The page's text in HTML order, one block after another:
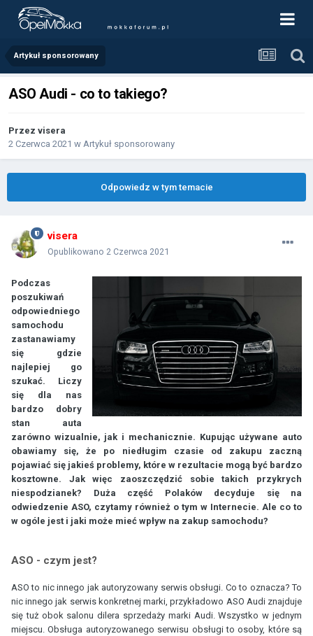
Artykuł sponsorowany
ASO Audi - co to takiego?
Przez visera
2 Czerwca 2021 w Artykuł sponsorowany
Odpowiedz w tym temacie
visera
Opublikowano 2 Czerwca 2021
Podczas
poszukiwań
odpowiedniego
samochodu
zastanawiamy
się gdzie
najlepiej go
szukać. Liczy
się dla nas
bardzo dobry
stan auta
zarówno wizualnie, jak i mechanicznie. Kupując używane auto
obawiamy się, że po niedługim czasie od zakupu zaczną
pojawiać się jakieś problemy, które w rezultacie mogą być bardzo
kosztowne. Jak więc zaoszczędzić sobie takich przykrych
niespodzianek? Duża część Polaków decyduje się na
odwiedzenie ASO, czytamy również o tym w Internecie. Ale co to
w ogóle jest i jaki może mieć wpływ na zakup samochodu?
ASO - czym jest?
ASO to nic innego jak autoryzowany serwis obsługi. Co to oznacza? To
nic innego jak serwis konkretnej marki, przykładowo ASO Audi znajduje
się tuż obok salonu dilera sprzedaży marki Audi. Wszystko w jednym
miejscu. Obsługa autoryzowanego serwisu obsługi to osoby, które są